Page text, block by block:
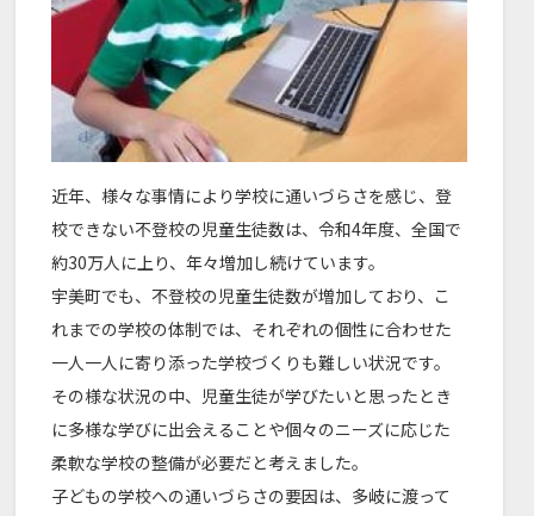
近年、様々な事情により学校に通いづらさを感じ、登
校できない不登校の児童生徒数は、令和4年度、全国で
約30万人に上り、年々増加し続けています。
宇美町でも、不登校の児童生徒数が増加しており、こ
れまでの学校の体制では、それぞれの個性に合わせた
一人一人に寄り添った学校づくりも難しい状況です。
その様な状況の中、児童生徒が学びたいと思ったとき
に多様な学びに出会えることや個々のニーズに応じた
柔軟な学校の整備が必要だと考えました。
子どもの学校への通いづらさの要因は、多岐に渡って